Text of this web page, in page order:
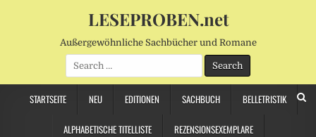
LESEPROBEN.net
Außergewöhnliche Sachbücher und Romane
Search
for:
STARTSEITE NEU EDITIONEN SACHBUCH BELLETRISTIK
ALPHABETISCHE TITELLISTE REZENSIONSEXEMPLARE